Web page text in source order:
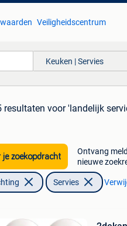
Veiligheidscentrum
Keuken | Servies
resultaten voor 'landelijk
je zoekopdracht
Ontvang
nieuwe
Servies